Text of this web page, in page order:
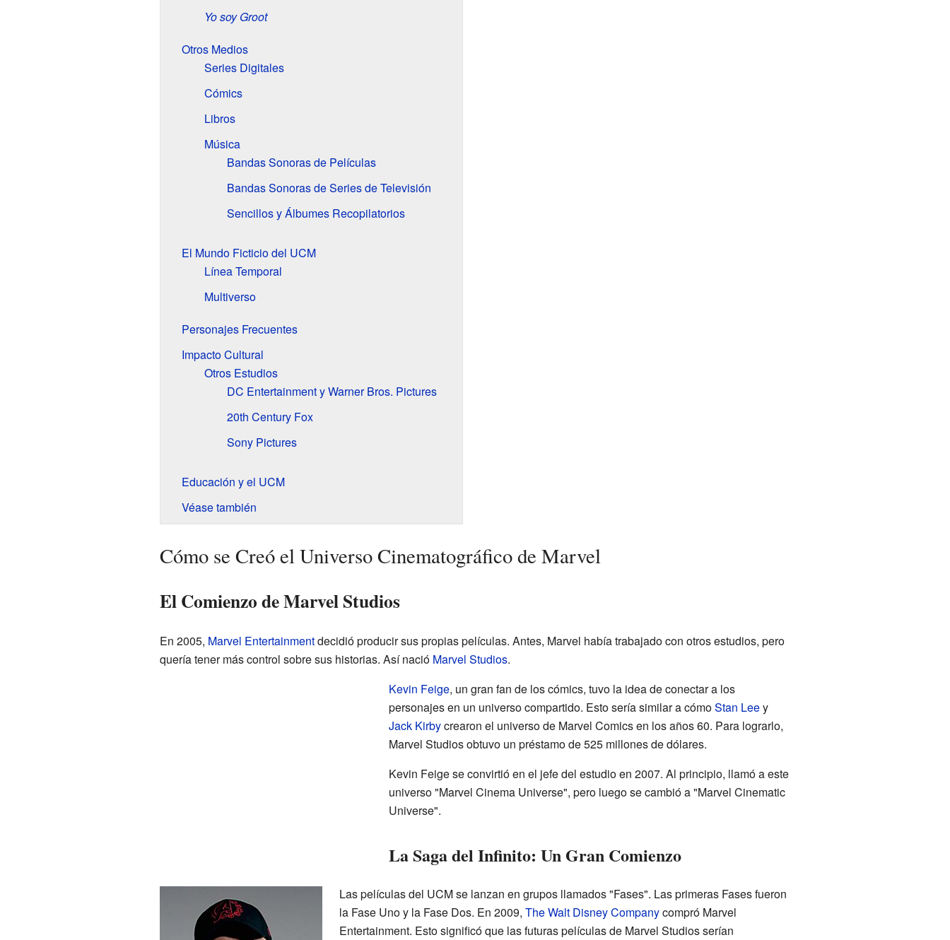
Yo soy Groot
Otros Medios
Series Digitales
Cómics
Libros
Música
Bandas Sonoras de Películas
Bandas Sonoras de Series de Televisión
Sencillos y Álbumes Recopilatorios
El Mundo Ficticio del UCM
Línea Temporal
Multiverso
Personajes Frecuentes
Impacto Cultural
Otros Estudios
DC Entertainment y Warner Bros. Pictures
20th Century Fox
Sony Pictures
Educación y el UCM
Véase también
Cómo se Creó el Universo Cinematográfico de Marvel
El Comienzo de Marvel Studios
En 2005, Marvel Entertainmentdecidió producir sus propias películas. Antes, Marvel había trabajado con otros estudios, pero
quería tener más control sobre sus historias. Así nació Marvel Studios.
Kevin Feige, un gran fan de los cómics, tuvo la idea de conectar a los
personajes en un universo compartido. Esto sería similar a cómoStan Leey
Jack Kirbycrearon el universo de Marvel Comics en los años 60. Para lograrlo,
Marvel Studios obtuvo un préstamo de 525 millones de dólares.
Kevin Feige se convirtió en el jefe del estudio en 2007. Al principio, llamó a este
universo "Marvel Cinema Universe", pero luego se cambió a "Marvel Cinematic
Universe".
La Saga del Infinito: Un Gran Comienzo
Las películas del UCM se lanzan en grupos llamados "Fases". Las primeras Fases fueron
la Fase Uno y la Fase Dos. En 2009, The Walt Disney Companycompró Marvel
Entertainment. Esto significó que las futuras películas de Marvel Studios serían